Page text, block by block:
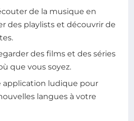
de la musique en
des playlists et découvrir de
des films et des séries
que vous soyez.
application ludique pour
langues à votre